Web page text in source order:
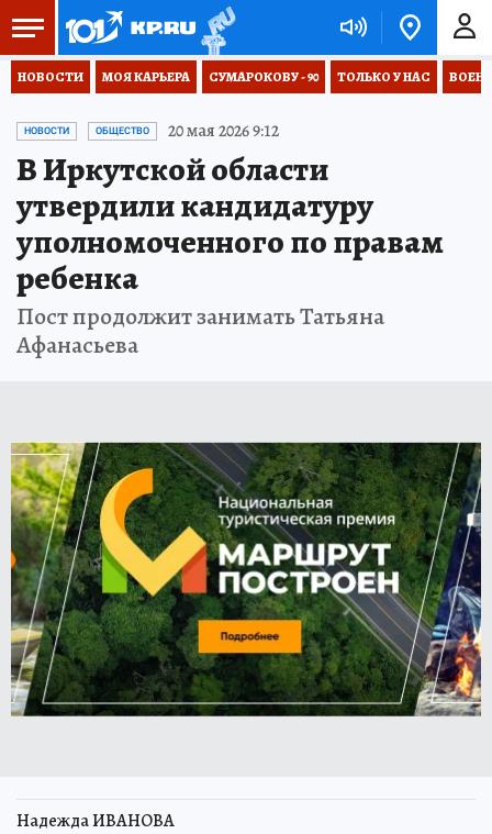
НОВОСТИ МОЯ КАРЬЕРА СУМАРОКОВУ - 90 ТОЛЬКО У НАС
НОВОСТИ ОБЩЕСТВО 20 мая 2026 9:12
В Иркутской области
утвердили кандидатуру
уполномоченного по правам
ребенка
Пост продолжит занимать Татьяна
Афанасьева
Надежда ИВАНОВА